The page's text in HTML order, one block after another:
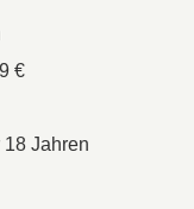
€
Jahren